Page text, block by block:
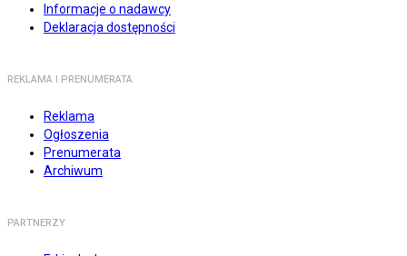
Informacje o nadawcy
Deklaracja dostępności
REKLAMA I PRENUMERATA
Reklama
Ogłoszenia
Prenumerata
Archiwum
PARTNERZY